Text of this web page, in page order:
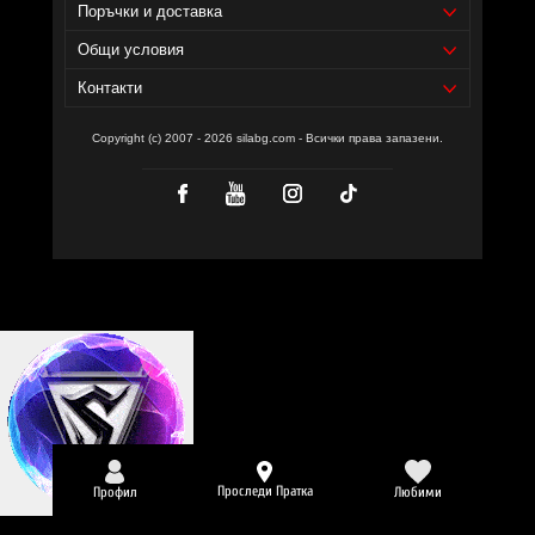
https://www.everbuildnutrition.com/
Препоръчваме ви също:
рибено масло цена
арахидонова киселина
Поръчки и доставка
Общи условия
Контакти
Copyright (c) 2007 - 2026 silabg.com - Всички права запазени.
Профил Проследи Пратка Любими